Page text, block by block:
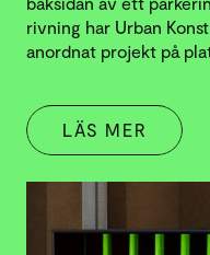
rivning har Urban
anordnat projekt på
LÄS MER